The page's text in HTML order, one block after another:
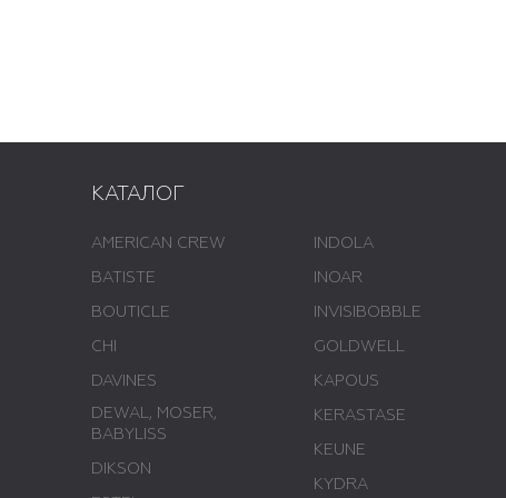
КАТАЛОГ
AMERICAN CREW
BATISTE
BOUTICLE
CHI
DAVINES
DEWAL, MOSER,
BABYLISS
DIKSON
INDOLA
INOAR
INVISIBOBBLE
GOLDWELL
KAPOUS
KERASTASE
KEUNE
KYDRA